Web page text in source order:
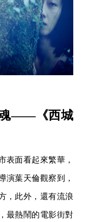
魂——《西城
表面看起來繁華，
演葉天倫觀察到，
，此外，還有流浪
最熱鬧的電影街對